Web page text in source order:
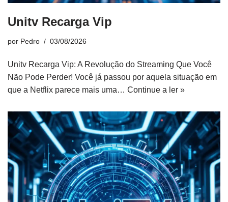
Unitv Recarga Vip
por Pedro 03/08/2026
Unitv Recarga Vip: A Revolução do Streaming Que Você
Não Pode Perder! Você já passou por aquela situação em
que a Netflix parece mais uma… Continue a ler »